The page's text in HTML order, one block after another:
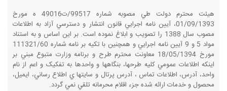
هيئت محترم دولت طي مصوبه شماره 99517/ت49016 ه مورخ
01/09/1393، آيين نامه اجرايي قانون انتشار و دسترسي آزاد به اطلاعات
مصوب سال 1388 را تصويب و ابلاغ نموده است. بر اين اساس و به استناد
مواد 5 و 9 آيين نامه اجرايي و همچنين با تکيه بر نامه شماره 111321/60
مورخ 18/05/1394 معاونت محترم طرح و برنامه وزارت متبوع مبني بر
اينکه اطلاعات عمومي کليه طرحها، بنگاهها و واحدها به تفکيک و اعم از نام
واحد، آدرس، اطلاعات تماس ، آدرس پرتال و سايتها ي اطلاع رساني، ايميل،
محصول و خدمات ارائه شده جزء اقلام محرمانه تلقي نمي گردد.